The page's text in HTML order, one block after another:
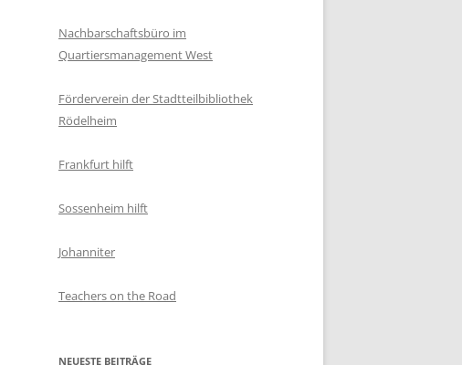
Nachbarschaftsbüro im
Quartiersmanagement West
Förderverein der Stadtteilbibliothek
Rödelheim
Frankfurt hilft
Sossenheim hilft
Johanniter
Teachers on the Road
NEUESTE BEITRÄGE